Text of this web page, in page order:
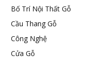
Bố Trí Nội Thất Gỗ
Cầu Thang Gỗ
Công Nghệ
Cửa Gỗ